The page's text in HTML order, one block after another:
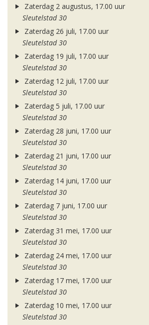
Zaterdag 2 augustus, 17.00 uur
Sleutelstad 30
Zaterdag 26 juli, 17.00 uur
Sleutelstad 30
Zaterdag 19 juli, 17.00 uur
Sleutelstad 30
Zaterdag 12 juli, 17.00 uur
Sleutelstad 30
Zaterdag 5 juli, 17.00 uur
Sleutelstad 30
Zaterdag 28 juni, 17.00 uur
Sleutelstad 30
Zaterdag 21 juni, 17.00 uur
Sleutelstad 30
Zaterdag 14 juni, 17.00 uur
Sleutelstad 30
Zaterdag 7 juni, 17.00 uur
Sleutelstad 30
Zaterdag 31 mei, 17.00 uur
Sleutelstad 30
Zaterdag 24 mei, 17.00 uur
Sleutelstad 30
Zaterdag 17 mei, 17.00 uur
Sleutelstad 30
Zaterdag 10 mei, 17.00 uur
Sleutelstad 30